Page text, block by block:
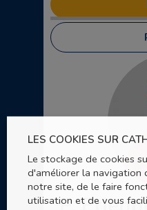
LES COOKIES SUR
Le stockage de cookies
d'améliorer la navigation
notre site, de le faire
utilisation et de vous